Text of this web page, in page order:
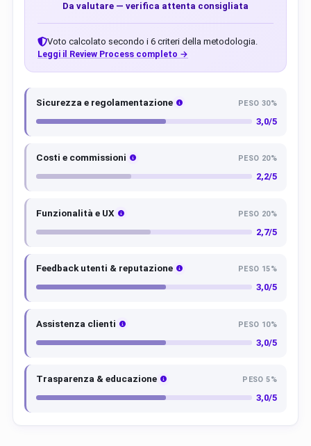
Da valutare — verifica attenta consigliata
Voto calcolato secondo i 6 criteri della metodologia.
Leggi il Review Process completo →
Sicurezza e regolamentazione PESO 30%
3,0/5
Costi e commissioni PESO 20%
2,2/5
Funzionalità e UX PESO 20%
2,7/5
Feedback utenti & reputazione PESO 15%
3,0/5
Assistenza clienti PESO 10%
3,0/5
Trasparenza & educazione PESO 5%
3,0/5